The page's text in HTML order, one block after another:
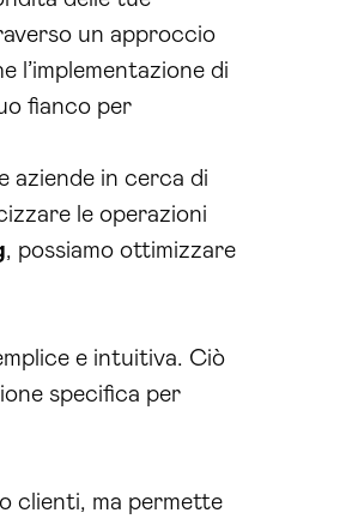
un approccio
l’implementazione di
fianco per
aziende in cerca di
le operazioni
, possiamo ottimizzare
e intuitiva. Ciò
specifica per
clienti, ma permette